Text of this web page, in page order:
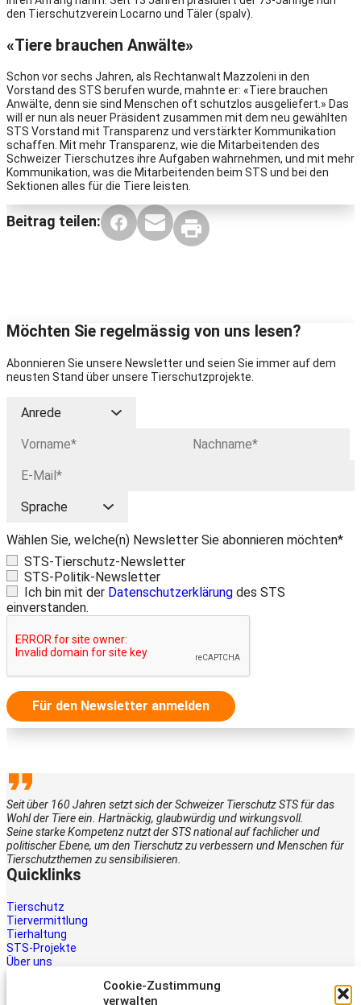
Cookie-Zustimmung
verwalten
den Tierschutzverein Locarno und Täler (spalv).
«Tiere brauchen Anwälte»
Schon vor sechs Jahren, als Rechtanwalt Mazzoleni in den
Vorstand des STS berufen wurde, mahnte er: «Tiere brauchen
Anwälte, denn sie sind Menschen oft schutzlos ausgeliefert.» Das
will er nun als neuer Präsident zusammen mit dem neu gewählten
STS Vorstand mit Transparenz und verstärkter Kommunikation
schaffen. Mit mehr Transparenz, wie die Mitarbeitenden des
Schweizer Tierschutzes ihre Aufgaben wahrnehmen, und mit mehr
Kommunikation, was die Mitarbeitenden beim STS und bei den
Sektionen alles für die Tiere leisten.
Beitrag teilen:
Möchten Sie regelmässig von uns lesen?
Abonnieren Sie unsere Newsletter und seien Sie immer auf dem
neusten Stand über unsere Tierschutzprojekte.
Wählen Sie, welche(n) Newsletter Sie abonnieren möchten*
STS-Tierschutz-Newsletter
STS-Politik-Newsletter
Ich bin mit der Datenschutzerklärung des STS
einverstanden.
Für den Newsletter anmelden
Seit über 160 Jahren setzt sich der Schweizer Tierschutz STS für das
Wohl der Tiere ein. Hartnäckig, glaubwürdig und wirkungsvoll.
Seine starke Kompetenz nutzt der STS national auf fachlicher und
politischer Ebene, um den Tierschutz zu verbessern und Menschen für
Tierschutzthemen zu sensibilisieren.
Quicklinks
Tierschutz
Tiervermittlung
Tierhaltung
STS-Projekte
Über uns